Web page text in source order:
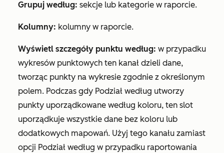
Grupuj według: sekcje lub kategorie w raporcie.
Kolumny: kolumny w raporcie.
Wyświetl szczegóły punktu według: w przypadku
wykresów punktowych ten kanał dzieli dane,
tworząc punkty na wykresie zgodnie z określonym
polem. Podczas gdy Podział według utworzy
punkty uporządkowane według koloru, ten slot
uporządkuje wszystkie dane bez koloru lub
dodatkowych mapowań. Użyj tego kanału zamiast
opcji Podział według w przypadku raportowania